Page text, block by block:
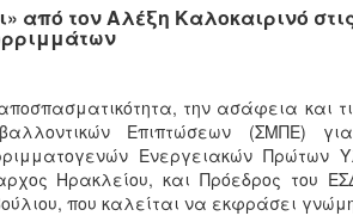
από τον Αλέξη Καλοκαιρινό
την ασάφεια και
Επιπτώσεων (ΣΜΠΕ)
Ενεργειακών Πρώτων
Ηρακλείου, και Πρόεδρος του
που καλείται να εκφράσει